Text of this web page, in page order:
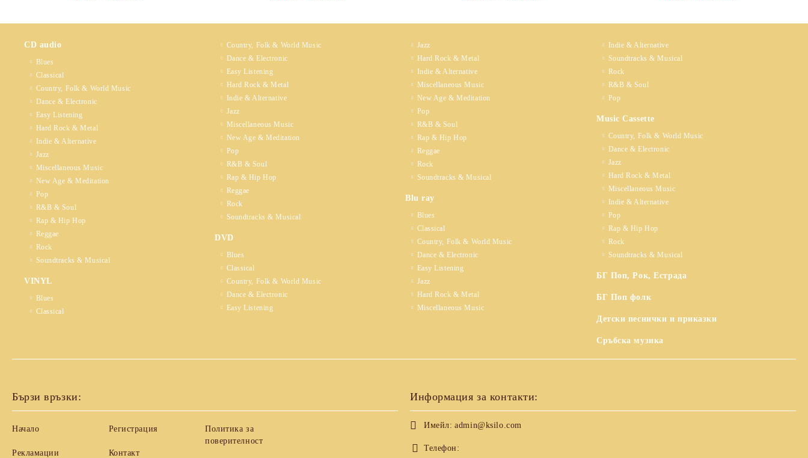
CD audio
Blues
Classical
Country, Folk & World Music
Dance & Electronic
Easy Listening
Hard Rock & Metal
Indie & Alternative
Jazz
Miscellaneous Music
New Age & Meditation
Pop
R&B & Soul
Rap & Hip Hop
Reggae
Rock
Soundtracks & Musical
VINYL
Blues
Classical
Country, Folk & World Music
Dance & Electronic
Easy Listening
Hard Rock & Metal
Indie & Alternative
Jazz
Miscellaneous Music
New Age & Meditation
Pop
R&B & Soul
Rap & Hip Hop
Reggae
Rock
Soundtracks & Musical
DVD
Blues
Classical
Country, Folk & World Music
Dance & Electronic
Easy Listening
Jazz
Hard Rock & Metal
Indie & Alternative
Miscellaneous Music
New Age & Meditation
Pop
R&B & Soul
Rap & Hip Hop
Reggae
Rock
Soundtracks & Musical
Blu ray
Blues
Classical
Country, Folk & World Music
Dance & Electronic
Easy Listening
Jazz
Hard Rock & Metal
Miscellaneous Music
Indie & Alternative
Soundtracks & Musical
Rock
R&B & Soul
Pop
Music Cassette
Country, Folk & World Music
Dance & Electronic
Jazz
Hard Rock & Metal
Miscellaneous Music
Indie & Alternative
Pop
Rap & Hip Hop
Rock
Soundtracks & Musical
БГ Поп, Рок, Естрада
БГ Поп фолк
Детски песнички и приказки
Сръбска музика
Бързи връзки:
Начало
Рекламации
Регистрация
Контакт
Политика за
поверителност
Информация за контакти:
Имейл: admin@ksilo.com
Телефон: